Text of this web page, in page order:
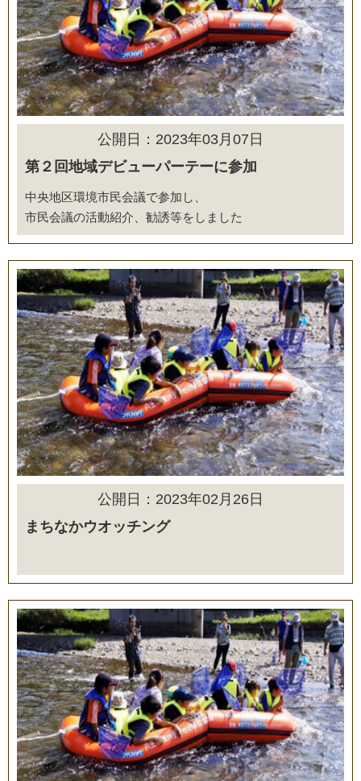
公開日：2023年03月07日
第２回地域デビューパーテーに参加
中央地区環境市民会議で参加し、
市民会議の活動紹介、勧誘等をしました
公開日：2023年02月26日
まちなかウオッチング